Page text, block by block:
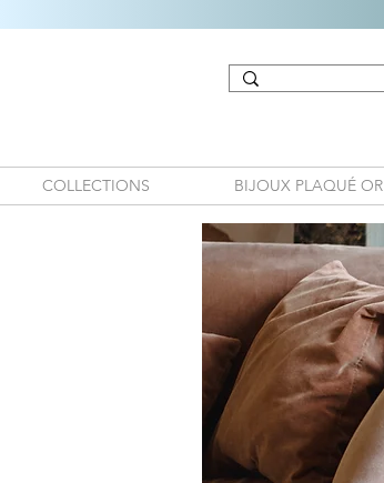
COLLECTIONS BIJOUX PLAQUÉ OR